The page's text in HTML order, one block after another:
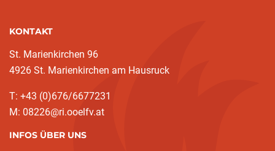
KONTAKT
St. Marienkirchen 96
4926 St. Marienkirchen am Hausruck
T: +43 (0)676/6677231
M: 08226@ri.ooelfv.at
INFOS ÜBER UNS